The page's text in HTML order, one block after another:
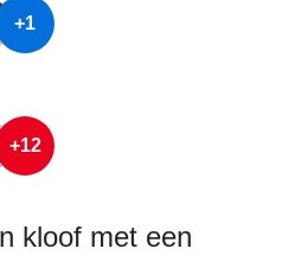
+1
+12
kloof met een